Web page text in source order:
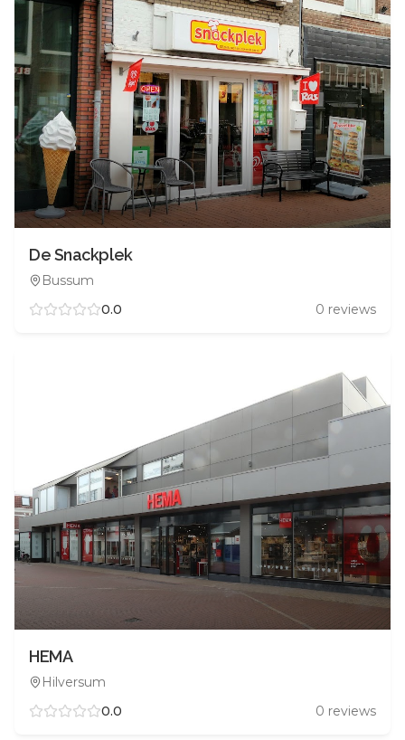
De Snackplek
Bussum
0.0
0 reviews
HEMA
Hilversum
0.0
0 reviews